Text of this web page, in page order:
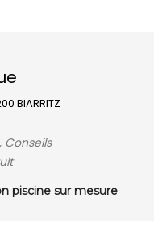
BIARRITZ
Conseils
piscine sur mesure